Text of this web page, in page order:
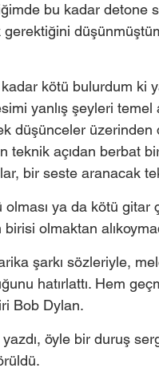
bu kadar
gerektiğini
kötü bulurdum ki
yanlış şeyleri
düşünceler üzerinden
teknik açıdan berbat
bir seste aranacak
ya da kötü gitar
olmaktan
şarkı sözleriyle,
hatırlattı. Hem
Bob Dylan.
yazdı, öyle bir duruş